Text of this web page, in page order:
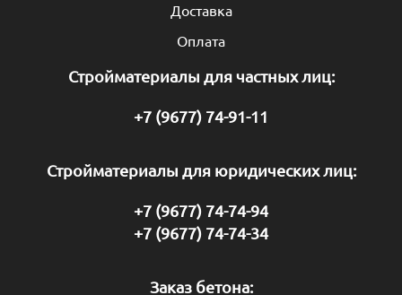
Доставка
Оплата
Стройматериалы для частных лиц:
+7 (9677) 74-91-11
Стройматериалы для юридических лиц:
+7 (9677) 74-74-94
+7 (9677) 74-74-34
Заказ бетона: